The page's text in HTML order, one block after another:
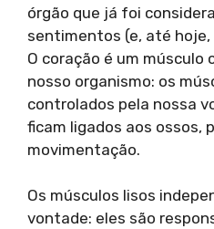
órgão que já foi
sentimentos (e, até hoje,
O coração é um músculo
nosso organismo: os
controlados pela nossa
ficam ligados aos ossos,
movimentação.
Os músculos lisos
vontade: eles são